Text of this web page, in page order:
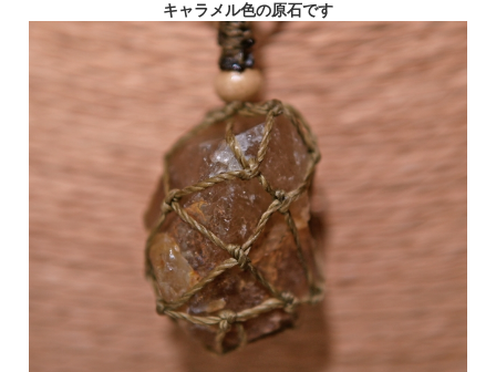
キャラメル色の原石です